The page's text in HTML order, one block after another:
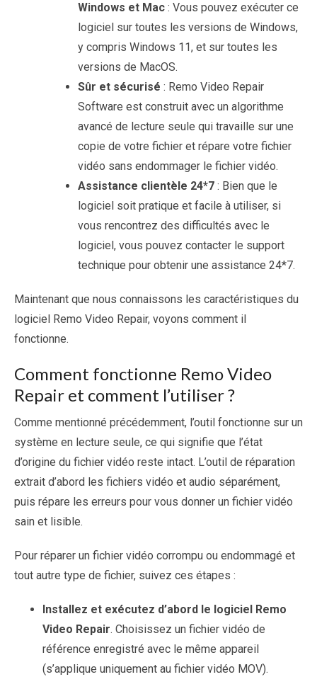
Windows et Mac : Vous pouvez exécuter ce
logiciel sur toutes les versions de Windows,
y compris Windows 11, et sur toutes les
versions de MacOS.
Sûr et sécurisé : Remo Video Repair
Software est construit avec un algorithme
avancé de lecture seule qui travaille sur une
copie de votre fichier et répare votre fichier
vidéo sans endommager le fichier vidéo.
Assistance clientèle 24*7 : Bien que le
logiciel soit pratique et facile à utiliser, si
vous rencontrez des difficultés avec le
logiciel, vous pouvez contacter le support
technique pour obtenir une assistance 24*7.
Maintenant que nous connaissons les caractéristiques du
logiciel Remo Video Repair, voyons comment il
fonctionne.
Comment fonctionne Remo Video
Repair et comment l’utiliser ?
Comme mentionné précédemment, l’outil fonctionne sur un
système en lecture seule, ce qui signifie que l’état
d’origine du fichier vidéo reste intact. L’outil de réparation
extrait d’abord les fichiers vidéo et audio séparément,
puis répare les erreurs pour vous donner un fichier vidéo
sain et lisible.
Pour réparer un fichier vidéo corrompu ou endommagé et
tout autre type de fichier, suivez ces étapes :
Installez et exécutez d’abord le logiciel Remo
Video Repair. Choisissez un fichier vidéo de
référence enregistré avec le même appareil
(s’applique uniquement au fichier vidéo MOV).